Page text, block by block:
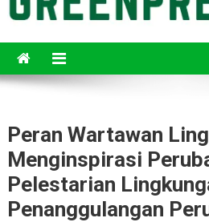
Peran Wartawan
Menginspirasi
Pelestarian
Penanggulangan